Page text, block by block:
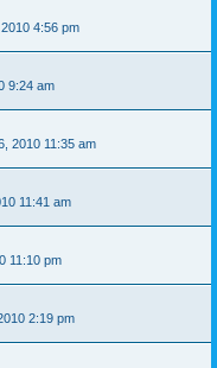
4:56 pm
9:24 am
2010 11:35 am
11:41 am
11:10 pm
2:19 pm